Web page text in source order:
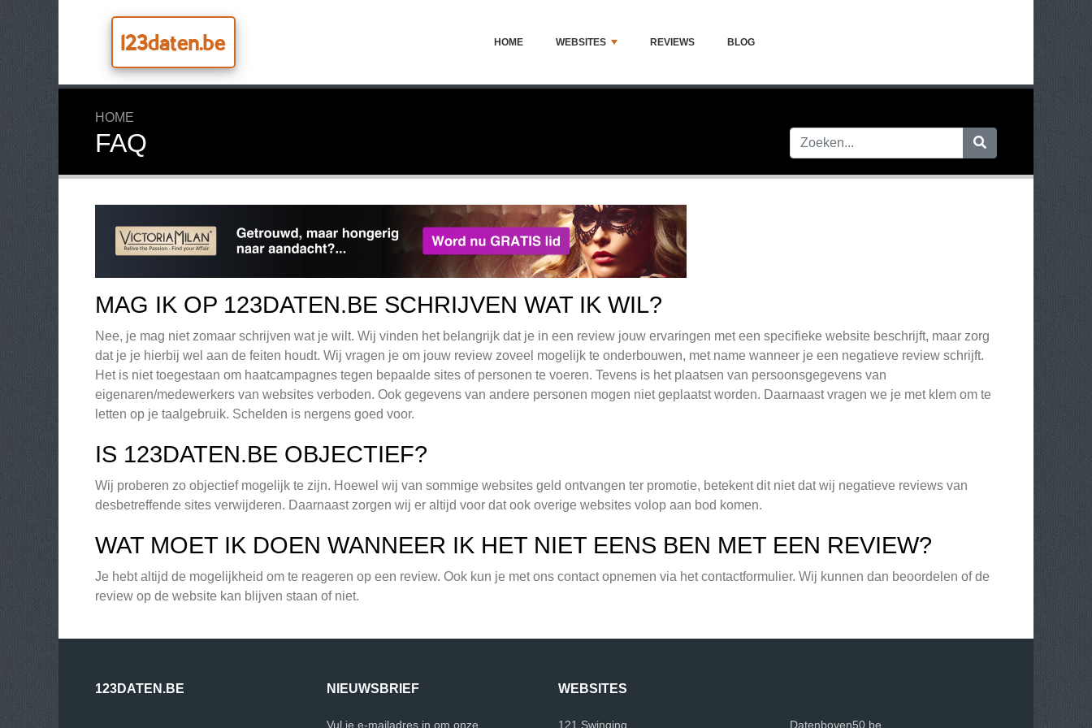
123daten.be HOME WEBSITES REVIEWS BLOG
HOME
FAQ
MAG IK OP 123DATEN.BE SCHRIJVEN WAT IK WIL?
Nee, je mag niet zomaar schrijven wat je wilt. Wij vinden het belangrijk dat je in een review jouw ervaringen met een specifieke website beschrijft, maar zorg
dat je je hierbij wel aan de feiten houdt. Wij vragen je om jouw review zoveel mogelijk te onderbouwen, met name wanneer je een negatieve review schrijft.
Het is niet toegestaan om haatcampagnes tegen bepaalde sites of personen te voeren. Tevens is het plaatsen van persoonsgegevens van
eigenaren/medewerkers van websites verboden. Ook gegevens van andere personen mogen niet geplaatst worden. Daarnaast vragen we je met klem om te
letten op je taalgebruik. Schelden is nergens goed voor.
IS 123DATEN.BE OBJECTIEF?
Wij proberen zo objectief mogelijk te zijn. Hoewel wij van sommige websites geld ontvangen ter promotie, betekent dit niet dat wij negatieve reviews van
desbetreffende sites verwijderen. Daarnaast zorgen wij er altijd voor dat ook overige websites volop aan bod komen.
WAT MOET IK DOEN WANNEER IK HET NIET EENS BEN MET EEN REVIEW?
Je hebt altijd de mogelijkheid om te reageren op een review. Ook kun je met ons contact opnemen via het contactformulier. Wij kunnen dan beoordelen of de
review op de website kan blijven staan of niet.
123DATEN.BE NIEUWSBRIEF
Vul je e-mailadres in om onze
WEBSITES
121 Swinging Datenboven50.be